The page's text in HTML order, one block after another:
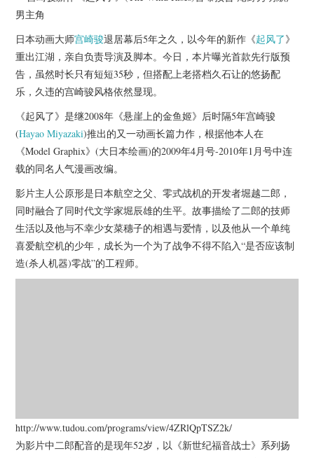
脱口秀
杂七杂八
美剧英剧
电影档期
推荐电影
日本动画大师宫崎骏退居幕后5年之久，以今年的新作《起风了》
重出江湖，亲自负责导演及脚本。今日，本片曝光首款先行版预
告，虽然时长只有短短35秒，但搭配上老搭档久石让的悠扬配
乐，久违的宫崎骏风格依然显现。
《起风了》是继2008年《悬崖上的金鱼姬》后时隔5年宫崎骏
(Hayao Miyazaki)推出的又一动画长篇力作，根据他本人在
《Model Graphix》(大日本绘画)的2009年4月号-2010年1月号中连
载的同名人气漫画改编。
影片主人公原形是日本航空之父、零式战机的开发者堀越二郎，
同时融合了同时代文学家堀辰雄的生平。故事描绘了二郎的技师
生活以及他与不幸少女菜穗子的相遇与爱情，以及他从一个单纯
喜爱航空机的少年，成长为一个为了战争不得不陷入“是否应该制
造(杀人机器)零战”的工程师。
http://www.tudou.com/programs/view/4ZRlQpTSZ2k/
为影片中二郎配音的是现年52岁，以《新世纪福音战士》系列扬